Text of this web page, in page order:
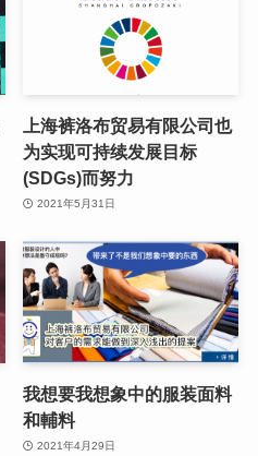
上海裤洛布贸易有限公司也
为实现可持续发展目标
(SDGs)而努力
2021年5月31日
我想要我想象中的服装面料
和輔料
2021年4月29日